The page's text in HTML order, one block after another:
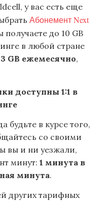
у вас есть еще
Абонемент Next
получаете до 10 GB
в любой стране
GB ежемесячно,
доступны 1:1 в
будьте в курсе того,
со своими
вы и ни уезжали,
минут: 1 минута в
минута.
других тарифных